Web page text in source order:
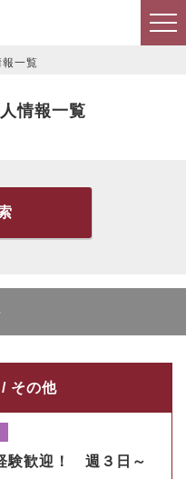
一覧
情報一覧
その他
験歓迎！ 週３日～